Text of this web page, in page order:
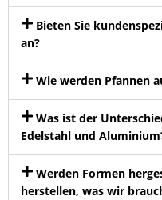
Bieten Sie
an?
Wie werden Pfannen
Was ist der
Edelstahl und
Werden Formen
herstellen, was wir